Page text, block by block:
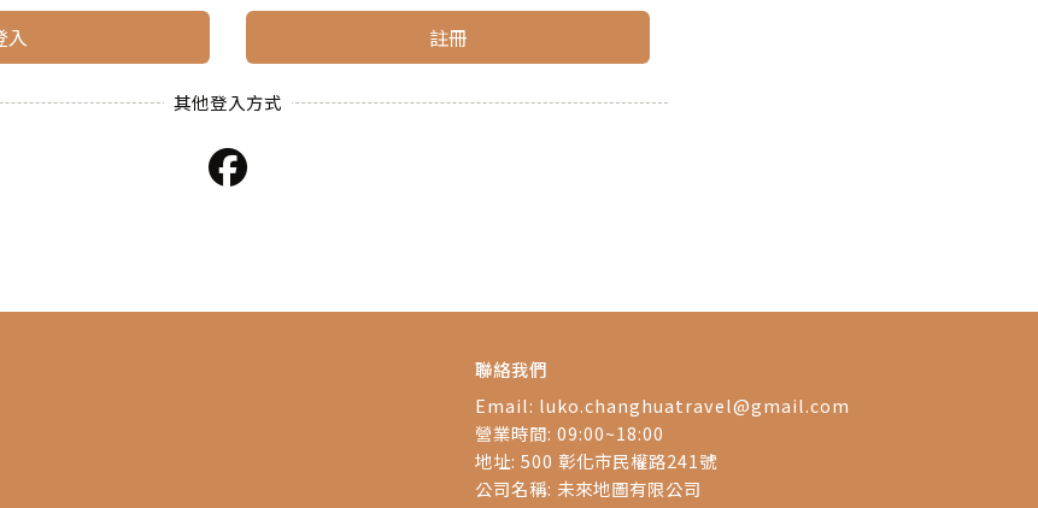
入 註冊
聯絡我們
Email: luko.changhuatravel@gmail.com
營業時間: 09:00~18:00
地址: 500 彰化市民權路241號
公司名稱: 未來地圖有限公司